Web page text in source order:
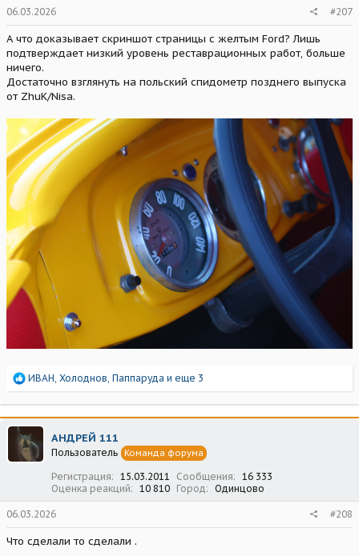
06.03.2026 #207
А что доказывает скриншот страницы с желтым Ford? Лишь
подтверждает низкий уровень реставрационных работ, больше
ничего.
Достаточно взглянуть на польский спидометр позднего выпуска
от ZhuK/Nisa.
Р
а
к
ц
и
и
ИВАН Холоднов Паппаруда и еще 3
АНДРЕЙ 111
Пользователь Команда форума
Регистрация 15.03.2011 Сообщения
16 333
Оценка реакций
10 810 Город Одинцово
06.03.2026 #208
Что сделали то сделали .